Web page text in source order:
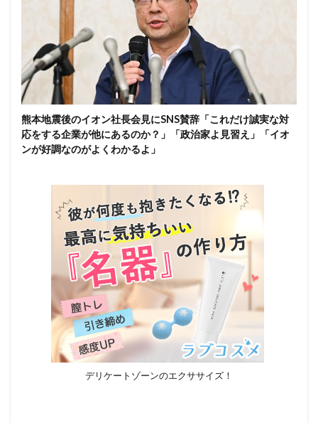
熊本地震後のイオン社長会見にSNS賛辞「これだけ誠実な対
応をする企業が他にあるのか？」「政治家よ見習え」「イオ
ンが好調なのがよくわかるよ」
デリケートゾーンのエクササイズ！